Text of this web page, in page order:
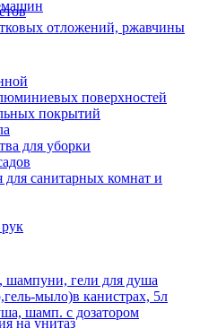
отложений, ржавчины
поверхностей
покрытий
для уборки
для санитарных комнат и
на унитаз
гели для душа
мыло)в канистрах, 5л
шамп. с дозатором